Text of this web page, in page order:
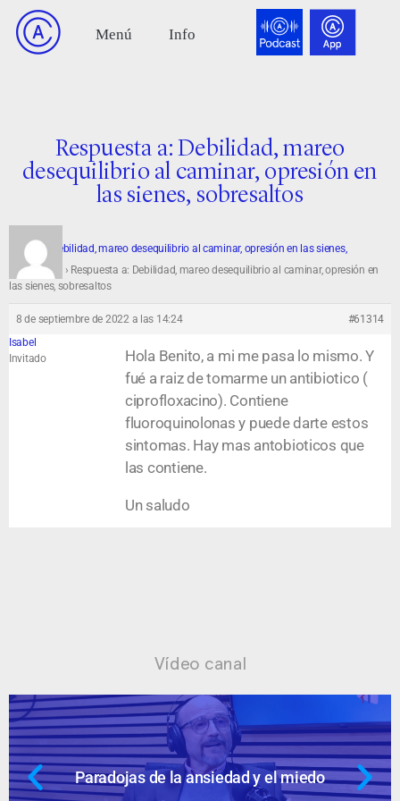
Respuesta a: Debilidad, mareo
desequilibrio al caminar, opresión en
las sienes, sobresaltos
Foro ›
Debilidad, mareo desequilibrio al caminar, opresión en las sienes,
sobresaltos
› Respuesta a: Debilidad, mareo desequilibrio al caminar, opresión en
las sienes, sobresaltos
8 de septiembre de 2022 a las 14:24
#61314
Isabel
Invitado
Hola Benito, a mi me pasa lo mismo. Y
fué a raiz de tomarme un antibiotico (
ciprofloxacino). Contiene
fluoroquinolonas y puede darte estos
sintomas. Hay mas antobioticos que
las contiene.
Un saludo
Vídeo canal
Paradojas de la ansiedad y el miedo